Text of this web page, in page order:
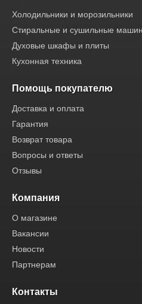
Холодильники и морозильники
Стиральные и сушильные
Духовые шкафы и плиты
Кухонная техника
Помощь покупателю
Доставка и оплата
Гарантия
Возврат товара
Вопросы и ответы
Отзывы
Компания
О магазине
Вакансии
Новости
Партнерам
Контакты